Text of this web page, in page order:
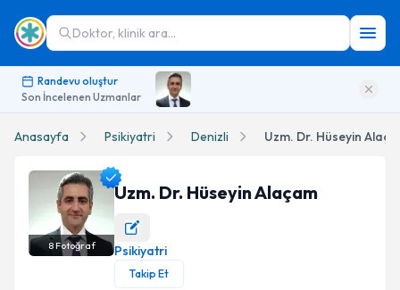
Doktor, klinik ara...
Randevu oluştur
Son İncelenen Uzmanlar
Anasayfa Psikiyatri Denizli Uzm. Dr. Hüseyin
Uzm. Dr. Hüseyin Alaçam Profil Fotoğrafı
8Fotoğraf
Uzm. Dr. Hüseyin Alaçam
Psikiyatri
Takip Et